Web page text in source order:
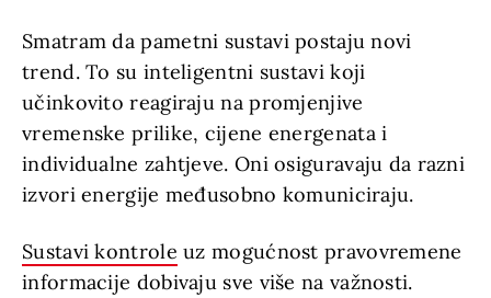
Smatram da pametni sustavi postaju novi
trend. To su inteligentni sustavi koji
učinkovito reagiraju na promjenjive
vremenske prilike, cijene energenata i
individualne zahtjeve. Oni osiguravaju da razni
izvori energije međusobno komuniciraju.
Sustavi kontrole uz mogućnost pravovremene
informacije dobivaju sve više na važnosti.